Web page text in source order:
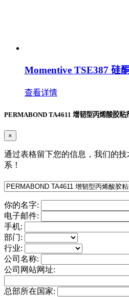
Momentive TSE387 硅
查看详情
PERMABOND TA4611 增韧型丙烯酸胶粘
×
通过表格留下您的信息，我们的
系！
你的名字:
电子邮件:
手机:
部门:
行业:
公司名称:
公司网站网址:
总部所在国家: